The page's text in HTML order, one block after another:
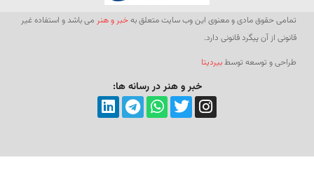
تمامی حقوق مادی و معنوی این وب سایت متعلق بهخبر و هنر می باشد و استفاده غیر
قانونی از آن پیگرد قانونی دارد.
طراحی و توسعه توسطبیردیتا
خبر و هنر در رسانه ها: